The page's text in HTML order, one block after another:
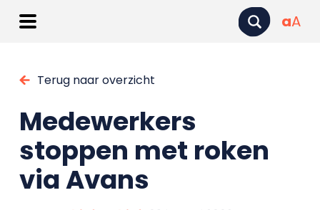
aA
Terug naar overzicht
Medewerkers
stoppen met roken
via Avans